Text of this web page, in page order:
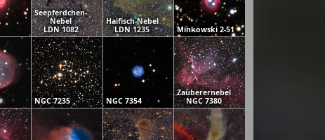
Seepferdchen-
Nebel
LDN 1082
Haifisch-Nebel
LDN 1235
Minkowski 2-51
NGC 7235 NGC 7354
Zauberernebel
NGC 7380